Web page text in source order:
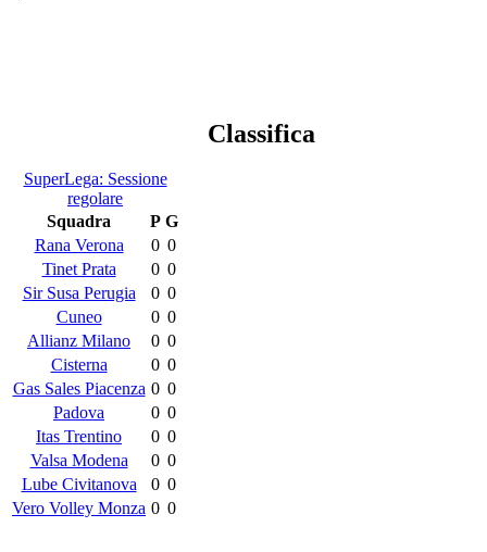
Classifica
SuperLega: Sessione
regolare
Squadra
P G
Rana Verona
0 0
Tinet Prata
0 0
Sir Susa Perugia
0 0
Cuneo
0 0
Allianz Milano
0 0
Cisterna
0 0
Gas Sales Piacenza 0 0
Padova
0 0
Itas Trentino
0 0
Valsa Modena
0 0
Lube Civitanova
0 0
Vero Volley Monza 0 0